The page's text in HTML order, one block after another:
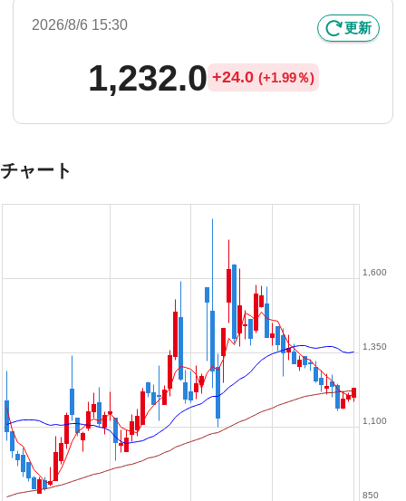
2026/8/6 15:30 更新
1,232.0 +24.0 (+1.99％)
チャート
850
1,100
1,350
1,600